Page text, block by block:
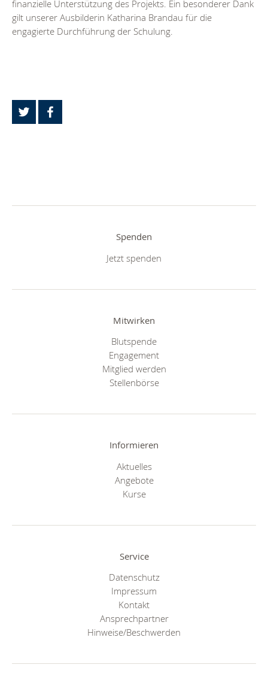
finanzielle Unterstützung des Projekts. Ein besonderer Dank
gilt unserer Ausbilderin Katharina Brandau für die
engagierte Durchführung der Schulung.
Spenden
Jetzt spenden
Mitwirken
Blutspende
Engagement
Mitglied werden
Stellenbörse
Informieren
Aktuelles
Angebote
Kurse
Service
Datenschutz
Impressum
Kontakt
Ansprechpartner
Hinweise/Beschwerden